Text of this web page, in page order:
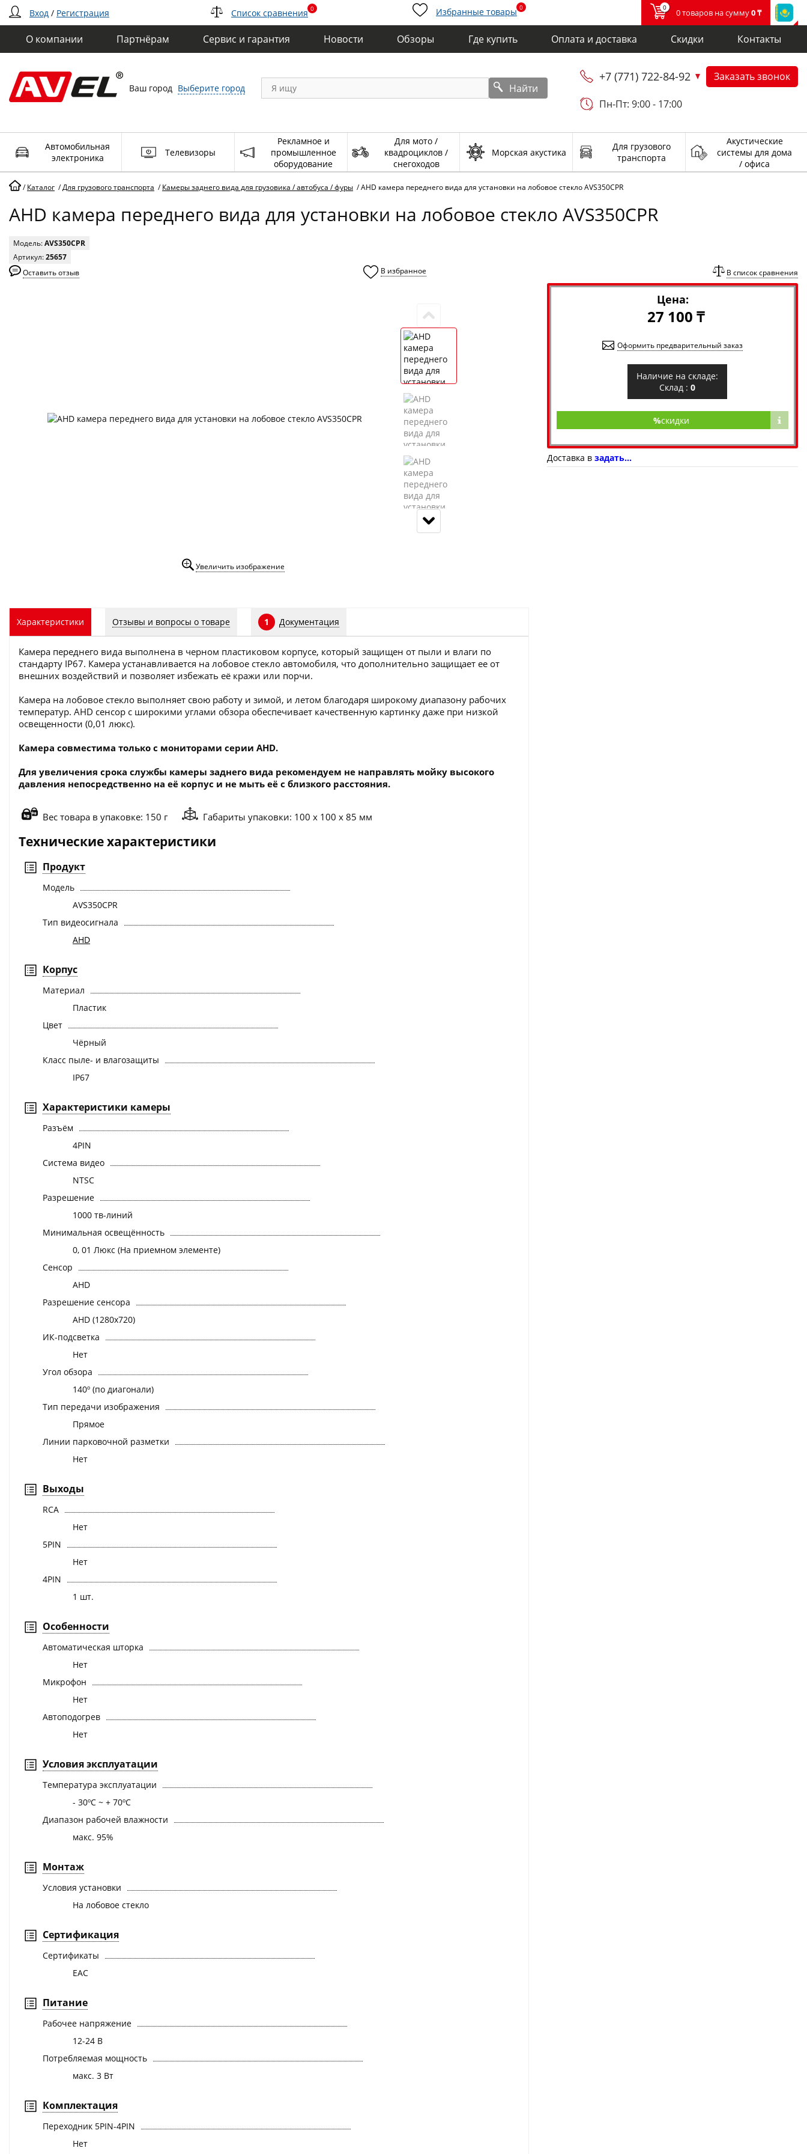
Вход / Регистрация Список сравнения 0 Избранные товары 0 0
0 товаров на сумму0 ₸
О компании Партнёрам Сервис и гарантия Новости Обзоры Где купить Оплата и доставка Скидки Контакты
Ваш город Выберите город Найти
+7 (771) 722-84-92 Заказать звонок
Пн-Пт: 9:00 - 17:00
Автомобильная
электроника
Телевизоры
Рекламное и
промышленное
оборудование
Для мото /
квадроциклов /
снегоходов
Морская акустика
Для грузового
транспорта
Акустические
системы для дома
/ офиса
/Каталог /Для грузового транспорта /Камеры заднего вида для грузовика / автобуса / фуры /AHD камера переднего вида для установки на лобовое стекло AVS350CPR
AHD камера переднего вида для установки на лобовое стекло AVS350CPR
Модель:AVS350CPR
Артикул:25657
Оставить отзыв
0 В избранное В список сравнения
Увеличить изображение
Цена:
27 100 ₸
Оформить предварительный заказ
Наличие на складе:
Склад : 0
%скидки
Доставка в задать...
Характеристики Отзывы и вопросы о товаре 1 Документация
Камера переднего вида выполнена в черном пластиковом корпусе, который защищен от пыли и влаги по
стандарту IP67. Камера устанавливается на лобовое стекло автомобиля, что дополнительно защищает ее от
внешних воздействий и позволяет избежать её кражи или порчи.
Камера на лобовое стекло выполняет свою работу и зимой, и летом благодаря широкому диапазону рабочих
температур. AHD сенсор с широкими углами обзора обеспечивает качественную картинку даже при низкой
освещенности (0,01 люкс).
Камера совместима только с мониторами серии AHD.
Для увеличения срока службы камеры заднего вида рекомендуем не направлять мойку высокого
давления непосредственно на её корпус и не мыть её с близкого расстояния.
Вес товара в упаковке: 150 г Габариты упаковки: 100 x 100 x 85 мм
Технические характеристики
Продукт
Модель
AVS350CPR
Тип видеосигнала
AHD
Корпус
Материал
Пластик
Цвет
Чёрный
Класс пыле- и влагозащиты
IP67
Характеристики камеры
Разъём
4PIN
Система видео
NTSC
Разрешение
1000 тв-линий
Минимальная освещённость
0, 01 Люкс (На приемном элементе)
Сенсор
AHD
Разрешение сенсора
AHD (1280x720)
ИК-подсветка
Нет
Угол обзора
140º (по диагонали)
Тип передачи изображения
Прямое
Линии парковочной разметки
Нет
Выходы
RCA
Нет
5PIN
Нет
4PIN
1 шт.
Особенности
Автоматическая шторка
Нет
Микрофон
Нет
Автоподогрев
Нет
Условия эксплуатации
Температура эксплуатации
- 30ºС ~ + 70ºС
Диапазон рабочей влажности
макс. 95%
Монтаж
Условия установки
На лобовое стекло
Сертификация
Сертификаты
EAC
Питание
Рабочее напряжение
12-24 В
Потребляемая мощность
макс. 3 Вт
Комплектация
Переходник 5PIN-4PIN
Нет